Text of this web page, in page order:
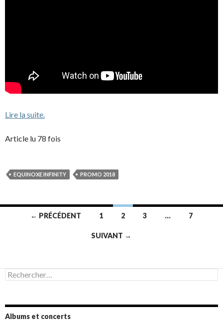
Lire la suite.
Article lu 78 fois
EQUINOXE INFINITY PROMO 2018
Navigation
← PRÉCÉDENT 1 2 3 … 7
SUIVANT →
Rechercher :
Albums et concerts